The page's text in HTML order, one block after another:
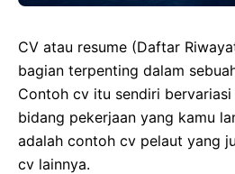
CV atau resume (Daftar
bagian terpenting dalam
Contoh cv itu sendiri
bidang pekerjaan yang kamu
adalah contoh cv pelaut yang
cv lainnya.